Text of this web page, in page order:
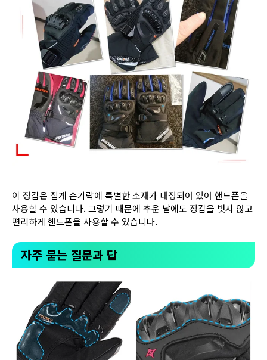
이 장갑은 집게 손가락에 특별한 소재가 내장되어 있어 핸드폰을
사용할 수 있습니다. 그렇기 때문에 추운 날에도 장갑을 벗지 않고
편리하게 핸드폰을 사용할 수 있습니다.
자주 묻는 질문과 답